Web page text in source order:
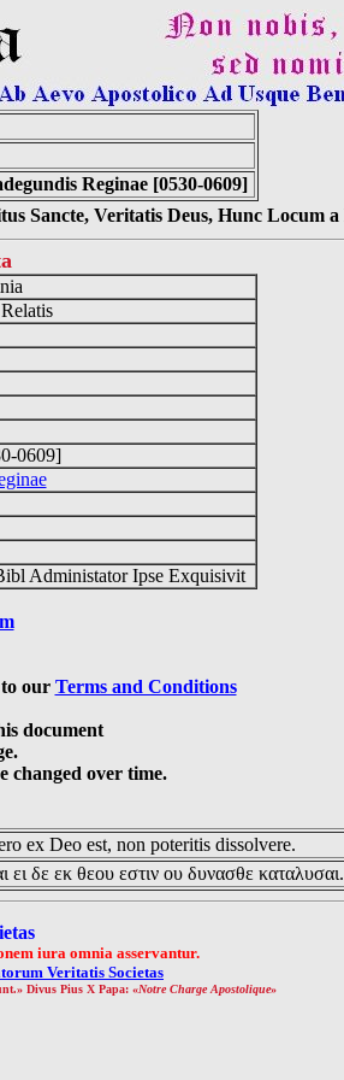
Reginae [0530-0609]
Sancte, Veritatis Deus, Hunc Locum
0609]
Administator Ipse Exquisivit
our Terms and Conditions
document
changed over time.
ex Deo est, non poteritis dissolvere.
δε εκ θεου εστιν ου δυνασθε καταλυσαι.
iura omnia asservantur.
Veritatis Societas
Divus Pius X Papa: «Notre Charge Apostolique»